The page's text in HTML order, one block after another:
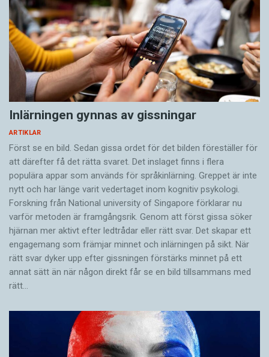
Inlärningen gynnas av gissningar
ARTIKLAR
Först se en bild. Sedan gissa ordet för det bilden föreställer för
att därefter få det rätta svaret. Det inslaget finns i flera
populära appar som används för språkinlärning. Greppet är inte
nytt och har länge varit vedertaget inom kognitiv psykologi.
Forskning från National university of Singa­pore förklarar nu
varför metoden är framgångsrik. Genom att först gissa ­söker
hjärnan mer aktivt ­efter ledtrådar eller rätt svar. Det skapar ett
engagemang som främjar minnet och inlärningen på sikt. När
rätt svar dyker upp efter gissningen förstärks minnet på ett
annat sätt än när någon direkt får se en bild tillsammans med
rätt…